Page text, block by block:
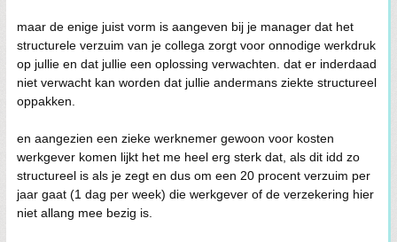
maar de enige juist vorm is aangeven bij je manager dat het
structurele verzuim van je collega zorgt voor onnodige werkdruk
op jullie en dat jullie een oplossing verwachten. dat er inderdaad
niet verwacht kan worden dat jullie andermans ziekte structureel
oppakken.
en aangezien een zieke werknemer gewoon voor kosten
werkgever komen lijkt het me heel erg sterk dat, als dit idd zo
structureel is als je zegt en dus om een 20 procent verzuim per
jaar gaat (1 dag per week) die werkgever of de verzekering hier
niet allang mee bezig is.